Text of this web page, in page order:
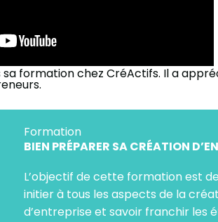
formation chez CréActifs. Il a
Formation
BIEN PRÉPARER SA CRÉATION
L’objectif de cette formation est
initier à tous les aspects de la
d’entreprise et savoir franchir les